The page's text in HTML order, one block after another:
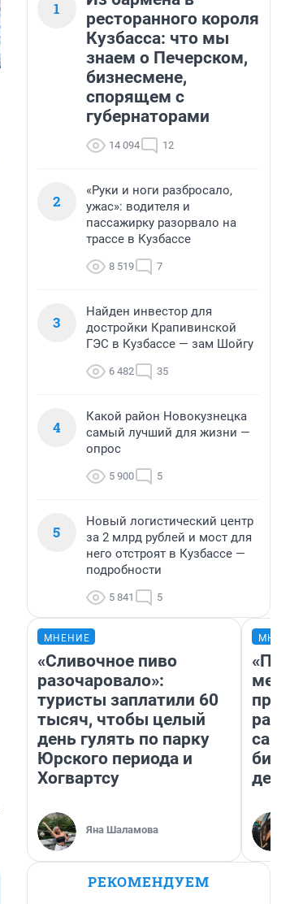
1
ресторанного короля
Кузбасса: что мы
знаем о Печерском,
бизнесмене,
спорящем с
губернаторами
14 094 12
2
«Руки и ноги разбросало,
ужас»: водителя и
пассажирку разорвало на
трассе в Кузбассе
8 519 7
3
Найден инвестор для
достройки Крапивинской
ГЭС в Кузбассе — зам Шойгу
6 482 35
4
Какой район Новокузнецка
самый лучший для жизни —
опрос
5 900 5
5
Новый логистический центр
за 2 млрд рублей и мост для
него отстроят в Кузбассе —
подробности
5 841 5
МНЕНИЕ
«Сливочное пиво
разочаровало»:
туристы заплатили 60
тысяч, чтобы целый
день гулять по парку
Юрского периода и
Хогвартсу
Яна Шаламова
РЕКОМЕНДУЕМ